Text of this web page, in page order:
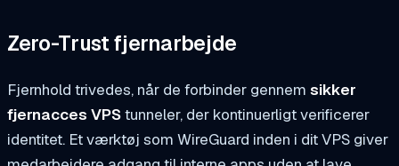
Zero-Trust fjernarbejde
Fjernhold trivedes, når de forbinder gennem sikker
fjernacces VPStunneler, der kontinuerligt verificerer
identitet. Et værktøj som WireGuard inden i dit VPS giver